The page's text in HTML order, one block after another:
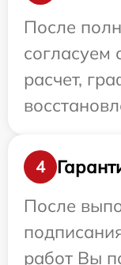
После
согласуем
расчет,
4
После
работ Вы